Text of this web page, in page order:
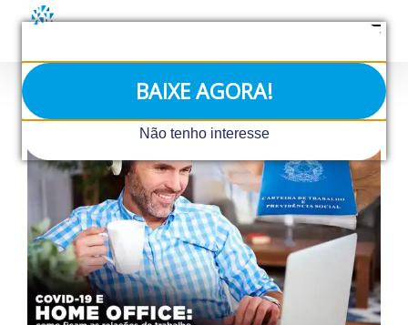
BAIXE AGORA!
Não tenho interesse
conteúdo